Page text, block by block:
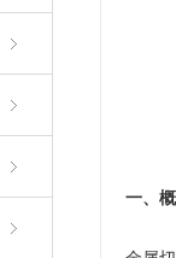
一、